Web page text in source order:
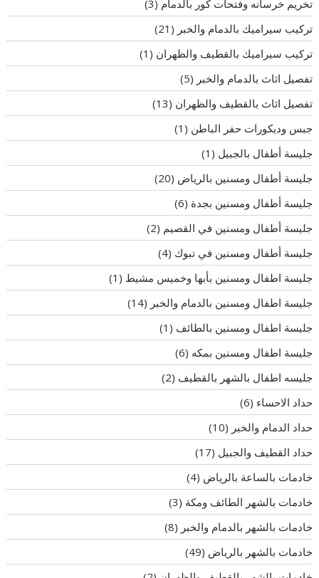
تخريم خرسانه وفتحات كور بالدمام (3)
تركيب سيراميك بالدمام والخبر (21)
تركيب سيراميك بالقطيف والظهران (1)
تفصيل اثاث بالدمام والخبر (5)
تفصيل اثاث بالقطيف والظهران (13)
جبس وديكورات حفر الباطن (1)
جليسة أطفال بالجبيل (1)
جليسة أطفال ومسنين بالرياض (20)
جليسة أطفال ومسنين بجدة (6)
جليسة أطفال ومسنين في القصيم (2)
جليسة أطفال ومسنين في تبوك (4)
جليسة اطفال ومسنين بأبها وخميس مشيط (1)
جليسة اطفال ومسنين بالدمام والخبر (14)
جليسة اطفال ومسنين بالطائف (1)
جليسة اطفال ومسنين بمكه (6)
جليسه اطفال بالشهر بالقطيف (2)
حداد الاحساء (6)
حداد الدمام والخبر (10)
حداد القطيف والجبيل (17)
خادمات بالساعة بالرياض (4)
خادمات بالشهر الطائف ومكة (3)
خادمات بالشهر بالدمام والخبر (8)
خادمات بالشهر بالرياض (49)